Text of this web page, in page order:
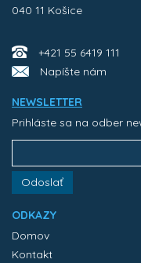
040 11 Košice
+421 55 6419 111
Napíšte nám
NEWSLETTER
Prihláste sa na odber
Odoslať
ODKAZY
Domov
Kontakt